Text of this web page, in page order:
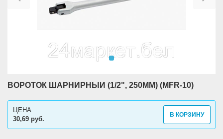
ВОРОТОК ШАРНИРНЫЙ (1/2", 250ММ) (MFR-10)
30,69 руб.
ЦЕНА
В КОРЗИНУ